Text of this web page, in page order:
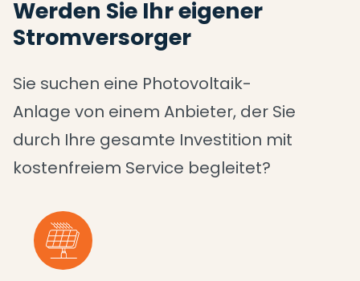
Werden Sie Ihr eigener
Stromversorger
Sie suchen eine Photovoltaik-
Anlage von einem Anbieter, der Sie
durch Ihre gesamte Investition mit
kostenfreiem Service begleitet?